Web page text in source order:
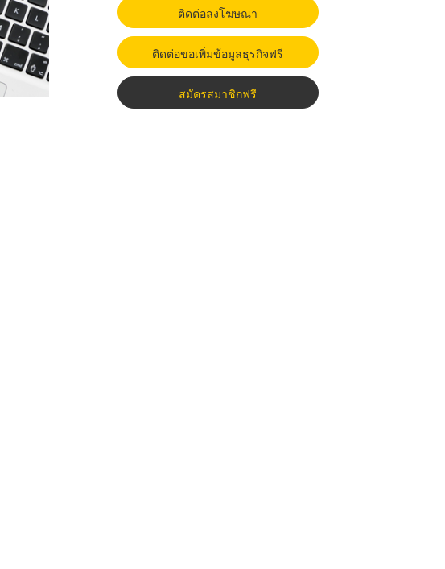
ติดต่อลงโฆษณา
ติดต่อขอเพิ่มข้อมูลธุรกิจฟรี
สมัครสมาชิกฟรี